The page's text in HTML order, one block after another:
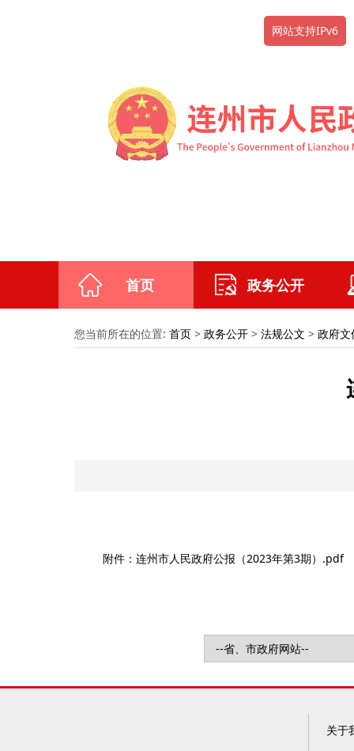
网站支持IPv6
首页 政务公开
您当前所在的位置: 首页 > 政务公开 > 法规公文 > 政府文
附件：连州市人民政府公报（2023年第3期）.pdf
关于